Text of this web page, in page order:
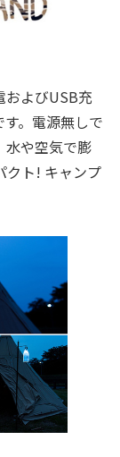
およびUSB充
。電源無しで
水や空気で膨
クト! キャンプ